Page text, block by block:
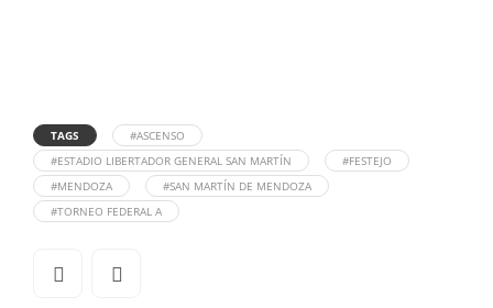
TAGS
#ASCENSO
#ESTADIO LIBERTADOR GENERAL SAN MARTÍN
#FESTEJO
#MENDOZA
#SAN MARTÍN DE MENDOZA
#TORNEO FEDERAL A